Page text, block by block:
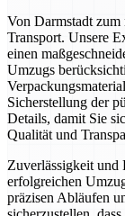
Von Darmstadt zum
Transport. Unsere
einen
Umzugs
Sicherstellung der
Details, damit Sie
Qualität und
Zuverlässigkeit und
erfolgreichen
präzisen Abläufen